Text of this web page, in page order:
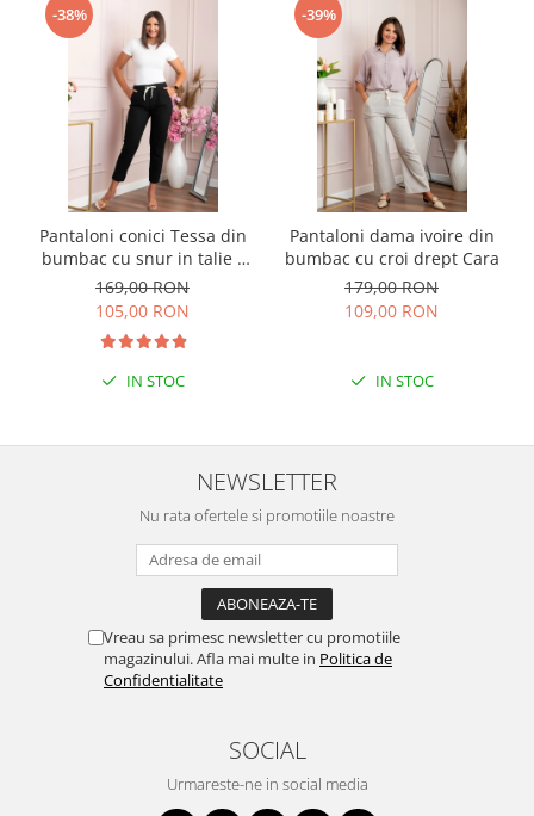
-38%
Pantaloni conici Tessa din
bumbac cu snur in talie -
Negru
169,00 RON
105,00 RON
IN STOC
-39%
Pantaloni dama ivoire din
bumbac cu croi drept Cara
179,00 RON
109,00 RON
IN STOC
NEWSLETTER
Nu rata ofertele si promotiile noastre
Vreau sa primesc newsletter cu promotiile
magazinului. Afla mai multe in Politica de
Confidentialitate
SOCIAL
Urmareste-ne in social media